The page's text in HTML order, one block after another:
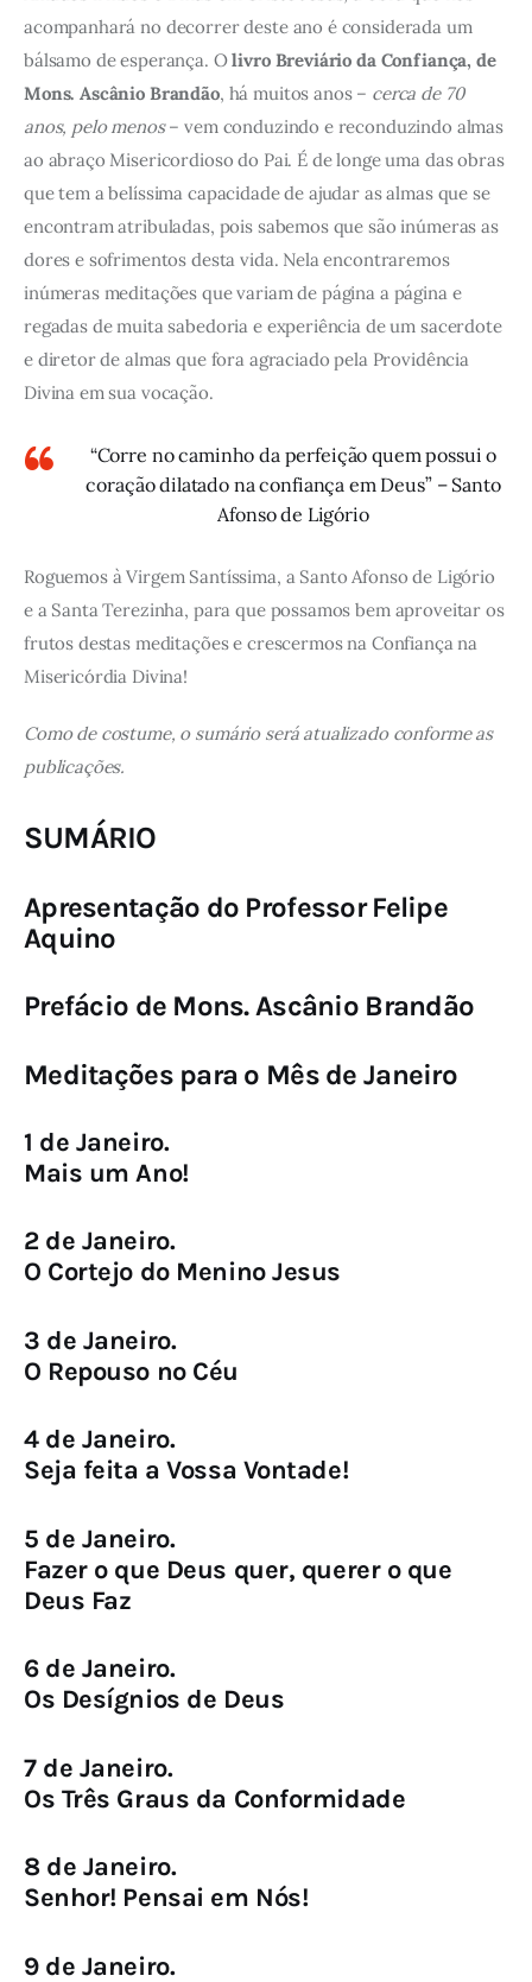
acompanhará no decorrer deste ano é considerada um
bálsamo de esperança. Olivro Breviário da Confiança, de
Mons. Ascânio Brandão, há muitos anos – cerca de 70
anos, pelo menos– vem conduzindo e reconduzindo almas
ao abraço Misericordioso do Pai. É de longe uma das obras
que tem a belíssima capacidade de ajudar as almas que se
encontram atribuladas, pois sabemos que são inúmeras as
dores e sofrimentos desta vida. Nela encontraremos
inúmeras meditações que variam de página a página e
regadas de muita sabedoria e experiência de um sacerdote
e diretor de almas que fora agraciado pela Providência
Divina em sua vocação.
“Corre no caminho da perfeição quem possui o
coração dilatado na confiança em Deus” – Santo
Afonso de Ligório
Roguemos à Virgem Santíssima, a Santo Afonso de Ligório
e a Santa Terezinha, para que possamos bem aproveitar os
frutos destas meditações e crescermos na Confiança na
Misericórdia Divina!
Como de costume, o sumário será atualizado conforme as
publicações.
SUMÁRIO
Apresentação do Professor Felipe
Aquino
Prefácio de Mons. Ascânio Brandão
Meditações para o Mês de Janeiro
1 de Janeiro.
Mais um Ano!
2 de Janeiro.
O Cortejo do Menino Jesus
3 de Janeiro.
O Repouso no Céu
4 de Janeiro.
Seja feita a Vossa Vontade!
5 de Janeiro.
Fazer o que Deus quer, querer o que
Deus Faz
6 de Janeiro.
Os Desígnios de Deus
7 de Janeiro.
Os Três Graus da Conformidade
8 de Janeiro.
Senhor! Pensai em Nós!
9 de Janeiro.